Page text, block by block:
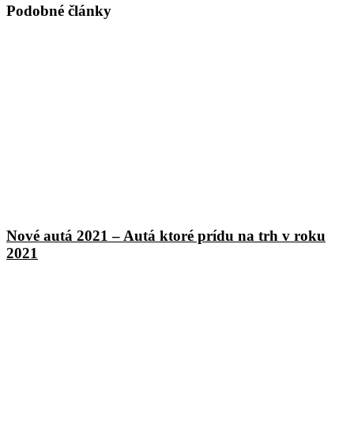
Email
Podobné články
Nové autá 2021 – Autá ktoré prídu na trh v roku
2021